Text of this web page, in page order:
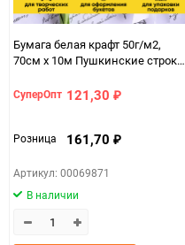
Бумага белая крафт 50г/м2,
70см x 10м Пушкинские строки,
СуперОпт 121,30 ₽
Розница 161,70 ₽
Артикул: 00069871
В наличии